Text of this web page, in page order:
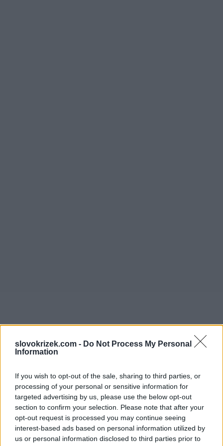
slovokrizek.com - Do Not Process My Personal
Information
If you wish to opt-out of the sale, sharing to third parties, or
processing of your personal or sensitive information for
targeted advertising by us, please use the below opt-out
section to confirm your selection. Please note that after your
opt-out request is processed you may continue seeing
interest-based ads based on personal information utilized by
us or personal information disclosed to third parties prior to